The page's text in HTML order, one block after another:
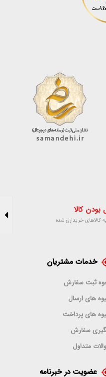
کالا
کالاهای خریداری شده
خدمات مشتریان
ثبت سفارش
های ارسال
های پرداخت
سفارش
متداول
عضویت در خبرنامه